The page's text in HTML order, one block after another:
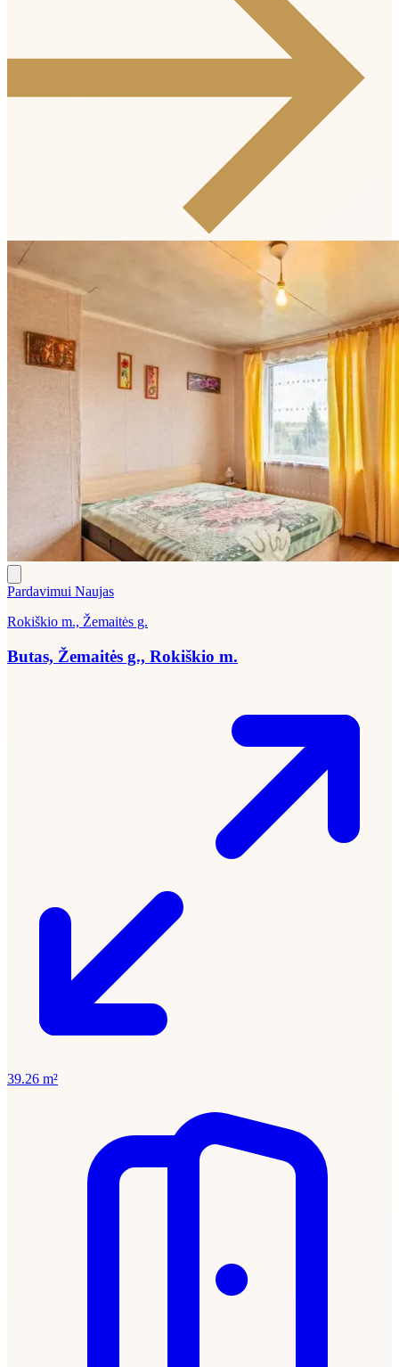
Pardavimui Naujas
Rokiškio m., Žemaitės g.
Butas, Žemaitės g., Rokiškio m.
39.26 m²